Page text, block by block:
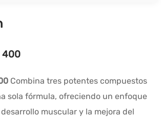
400
Combina tres potentes compuestos
sola fórmula, ofreciendo un enfoque
muscular y la mejora del